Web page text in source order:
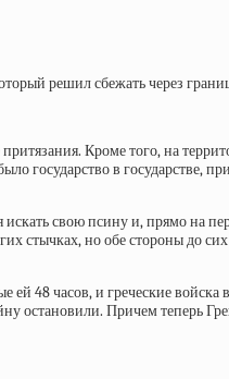
решил сбежать через
Кроме того, на
государство в государстве,
свою псину и, прямо на
стычках, но обе стороны до
48 часов, и греческие войска
остановили. Причем теперь